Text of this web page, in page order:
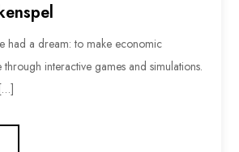
had a dream: to make economic
through interactive games and simulations.